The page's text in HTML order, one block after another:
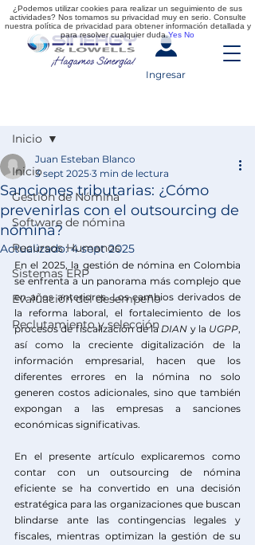
Ingresar
Inicio
Gestión de Nómina
Software de nómina
Recursos Humanos
Sistemas ERP
Evaluación del desempeño
Reclutamiento y selección
Inicio
Sanciones tributarias: ¿Cómo
prevenirlas con el outsourcing de
nómina?
Juan Esteban Blanco
3 sept 2025 3 min de lectura
Actualizado:4 sept 2025
En el 2025, la gestión de nómina en Colombia
se enfrenta a un panorama más complejo que
en años anteriores. Los cambios derivados de
la reforma laboral, el fortalecimiento de los
procesos de fiscalización de la DIAN y la UGPP,
así como la creciente digitalización de la
información empresarial, hacen que los
diferentes errores en la nómina no solo
generen costos adicionales, sino que también
expongan a las empresas a sanciones
económicas significativas.
En el presente artículo explicaremos como
contar con un outsourcing de nómina
eficiente se ha convertido en una decisión
estratégica para las organizaciones que buscan
blindarse ante las contingencias legales y
fiscales, mientras optimizan la gestión de su
¿Podemos utilizar cookies para realizar un seguimiento de sus
actividades? Nos tomamos su privacidad muy en serio. Consulte
nuestra política de privacidad para obtener información detallada y
para resolver cualquier duda.Yes No